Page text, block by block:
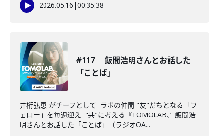
2026.05.16 |00:35:38
#117 飯間浩明さんとお話した
「ことば」
井桁弘恵 がチーフとして ラボの仲間 "友"だちとなる「フ
ェロー」を毎週迎え "共"に考える『TOMOLAB.』飯間浩
明さんとお話した「ことば」（ラジオOA...